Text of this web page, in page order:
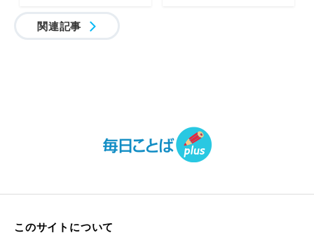
関連記事
このサイトについて